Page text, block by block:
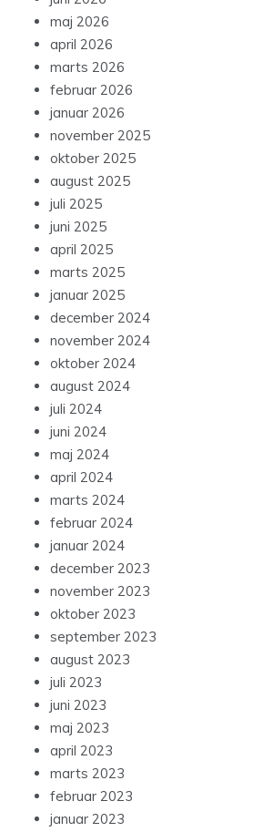
maj 2026
april 2026
marts 2026
februar 2026
januar 2026
november 2025
oktober 2025
august 2025
juli 2025
juni 2025
april 2025
marts 2025
januar 2025
december 2024
november 2024
oktober 2024
august 2024
juli 2024
juni 2024
maj 2024
april 2024
marts 2024
februar 2024
januar 2024
december 2023
november 2023
oktober 2023
september 2023
august 2023
juli 2023
juni 2023
maj 2023
april 2023
marts 2023
februar 2023
januar 2023